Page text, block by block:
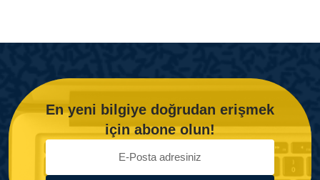
En yeni bilgiye doğrudan erişmek
için abone olun!